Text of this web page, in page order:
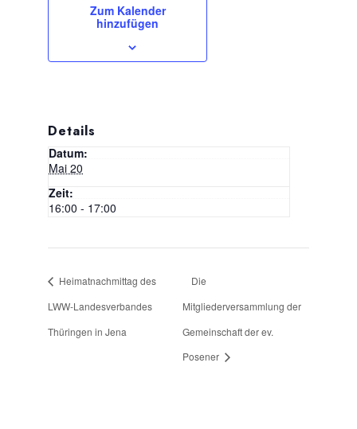
Zum Kalender
hinzufügen
Details
Datum:
Mai 20
Zeit:
16:00 - 17:00
Heimatnachmittag des
LWW-Landesverbandes
Thüringen in Jena
Die
Mitgliederversammlung der
Gemeinschaft der ev.
Posener